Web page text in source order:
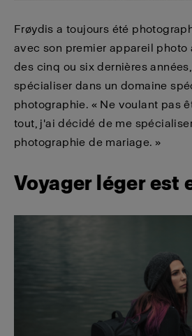
Frøydis a toujours été
avec son premier appareil photo
des cinq ou six dernières
spécialiser dans un domaine
photographie. « Ne voulant pas
tout, j'ai décidé de me
photographie de mariage. »
Voyager léger est